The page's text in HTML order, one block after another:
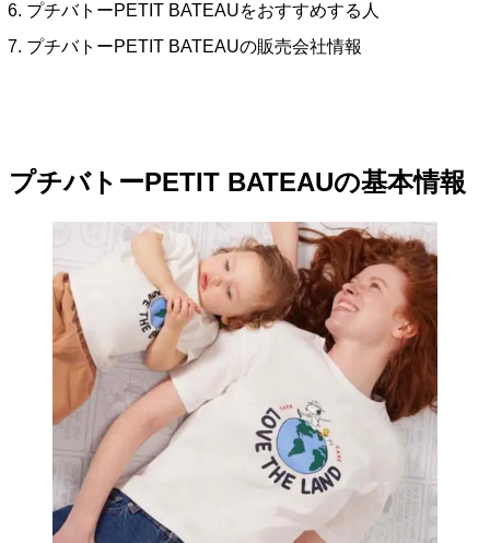
プチバトーPETIT BATEAUをおすすめする人
プチバトーPETIT BATEAUの販売会社情報
プチバトーPETIT BATEAUの基本情報